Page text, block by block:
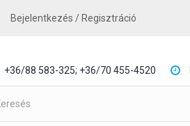
Bejelentkezés / Regisztráció
+36/88 583-325; +36/70 455-4520